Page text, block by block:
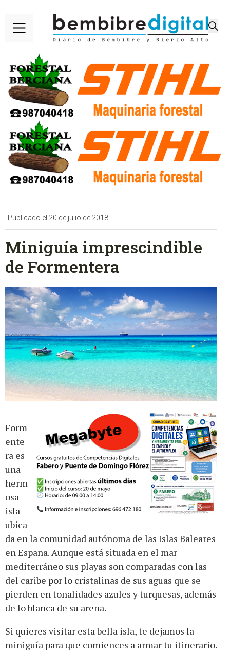
Publicado el 20 de julio de 2018
Miniguía imprescindible
de Formentera
Form
ente
ra es
una
herm
osa
isla
ubica
da en la comunidad autónoma de las Islas Baleares
en España. Aunque está situada en el mar
mediterráneo sus playas son comparadas con las
del caribe por lo cristalinas de sus aguas que se
pierden en tonalidades azules y turquesas, además
de lo blanca de su arena.
Si quieres visitar esta bella isla, te dejamos la
miniguía para que comiences a armar tu itinerario.